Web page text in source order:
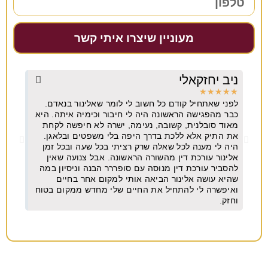
מעוניין שיצרו איתי קשר
ניב יחזקאלי
★
★
★
★
★
לפני שאתחיל קודם כל חשוב לי לומר שאלינור בנאדם.
כבר מהפגישה הראשונה היה לי חיבור וכימיה איתה. היא
מאוד סובלנית, קשובה, נעימה, ישרה לא חיפשה לקחת
את התיק אלא ללכת בדרך היפה בלי משפטים ובלאגן.
היה לי מענה לכל שאלה שרק רציתי בכל שעה ובכל זמן
אלינור עורכת דין מהשורה הראשונה. אבל צנועה שאין
להסביר עורכת דין מנוסה עם סופררר הבנה וניסיון במה
שהיא עושה אלינור הביאה אותי למקום אחר בחיים
ואיפשרה לי להתחיל את החיים שלי מחדש ממקום בטוח
וחזק.